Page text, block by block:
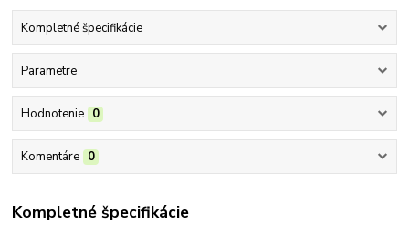
Kompletné špecifikácie
Parametre
Hodnotenie 0
Komentáre 0
Kompletné špecifikácie